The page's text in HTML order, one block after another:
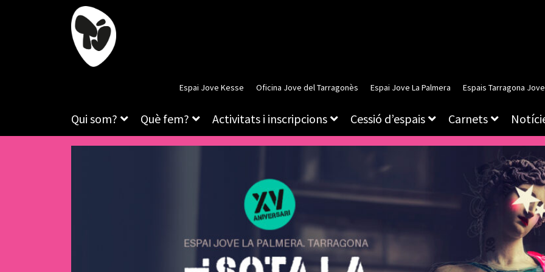
Espai Jove Kesse Oficina Jove del Tarragonès Espai Jove La Palmera Espais Tarragona Jove
Qui som? Què fem? Activitats i inscripcions Cessió d’espais Carnets